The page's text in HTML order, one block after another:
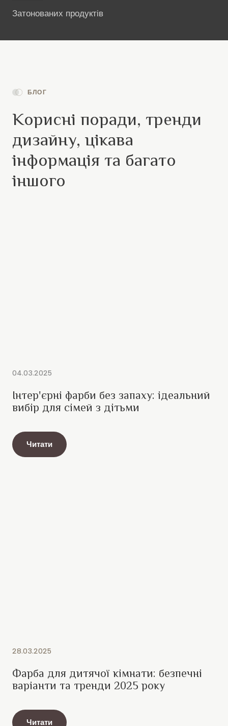
Затонованих продуктів
БЛОГ
Корисні поради, тренди
дизайну, цікава
інформація та багато
іншого
04.03.2025
Інтер'єрні фарби без запаху: ідеальний
вибір для сімей з дітьми
Читати
28.03.2025
Фарба для дитячої кімнати: безпечні
варіанти та тренди 2025 року
Читати